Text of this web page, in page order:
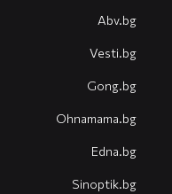
Abv.bg
Vesti.bg
Gong.bg
Оhnamama.bg
Edna.bg
Sinoptik.bg